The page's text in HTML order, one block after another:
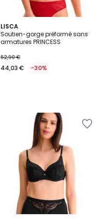
LISCA
Soutien-gorge préformé sans
armatures PRINCESS
62,90 €
44,03 € -30%